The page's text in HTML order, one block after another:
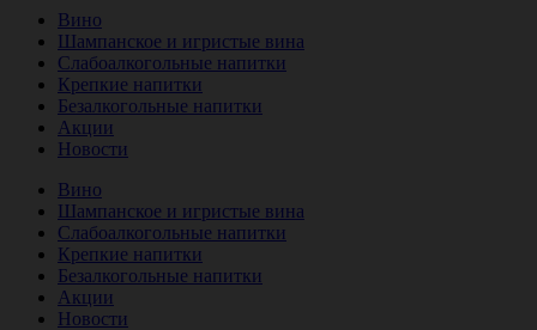
Вино
Шампанское и игристые вина
Слабоалкогольные напитки
Крепкие напитки
Безалкогольные напитки
Акции
Новости
Вино
Шампанское и игристые вина
Слабоалкогольные напитки
Крепкие напитки
Безалкогольные напитки
Акции
Новости